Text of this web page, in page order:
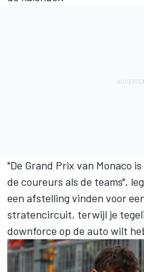
"De Grand Prix van Monaco
de coureurs als de teams",
een afstelling vinden voor
stratencircuit, terwijl je
downforce op de auto wilt